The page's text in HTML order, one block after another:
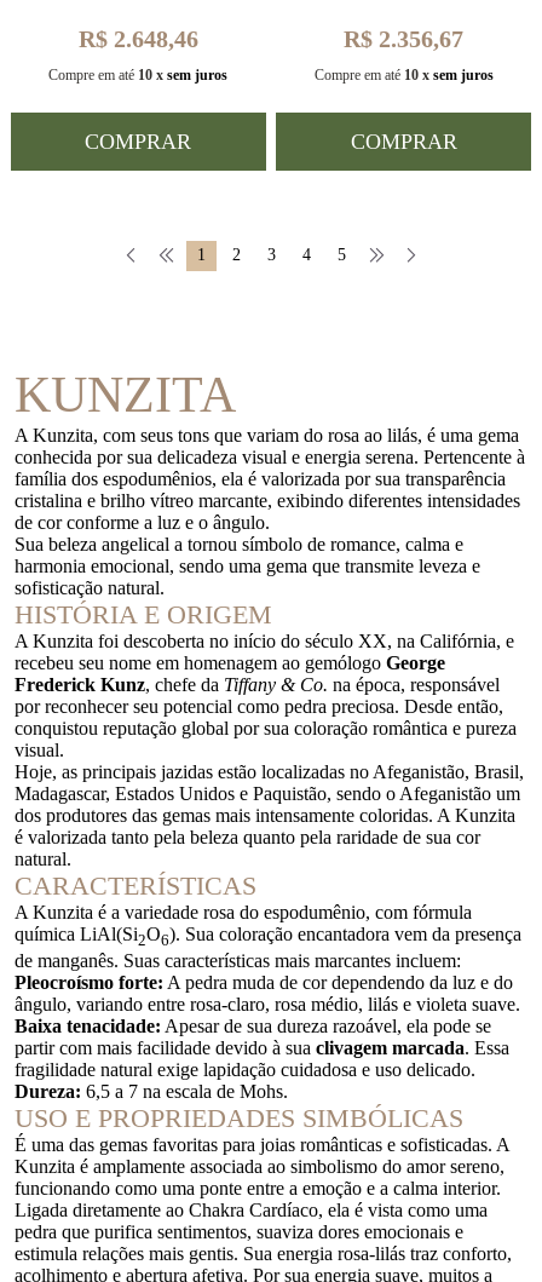
R$ 2.648,46
Compre em até 10 x sem juros
COMPRAR
R$ 2.356,67
Compre em até 10 x sem juros
COMPRAR
1 2 3 4 5
KUNZITA
A Kunzita, com seus tons que variam do rosa ao lilás, é uma gema
conhecida por sua delicadeza visual e energia serena. Pertencente à
família dos espodumênios, ela é valorizada por sua transparência
cristalina e brilho vítreo marcante, exibindo diferentes intensidades
de cor conforme a luz e o ângulo.
Sua beleza angelical a tornou símbolo de romance, calma e
harmonia emocional, sendo uma gema que transmite leveza e
sofisticação natural.
HISTÓRIA E ORIGEM
A Kunzita foi descoberta no início do século XX, na Califórnia, e
recebeu seu nome em homenagem ao gemólogo George
Frederick Kunz, chefe da Tiffany & Co. na época, responsável
por reconhecer seu potencial como pedra preciosa. Desde então,
conquistou reputação global por sua coloração romântica e pureza
visual.
Hoje, as principais jazidas estão localizadas no Afeganistão, Brasil,
Madagascar, Estados Unidos e Paquistão, sendo o Afeganistão um
dos produtores das gemas mais intensamente coloridas. A Kunzita
é valorizada tanto pela beleza quanto pela raridade de sua cor
natural.
CARACTERÍSTICAS
A Kunzita é a variedade rosa do espodumênio, com fórmula
química LiAl(Si2O6). Sua coloração encantadora vem da presença
de manganês. Suas características mais marcantes incluem:
Pleocroísmo forte: A pedra muda de cor dependendo da luz e do
ângulo, variando entre rosa-claro, rosa médio, lilás e violeta suave.
Baixa tenacidade: Apesar de sua dureza razoável, ela pode se
partir com mais facilidade devido à sua clivagem marcada. Essa
fragilidade natural exige lapidação cuidadosa e uso delicado.
Dureza: 6,5 a 7 na escala de Mohs.
USO E PROPRIEDADES SIMBÓLICAS
É uma das gemas favoritas para joias românticas e sofisticadas. A
Kunzita é amplamente associada ao simbolismo do amor sereno,
funcionando como uma ponte entre a emoção e a calma interior.
Ligada diretamente ao Chakra Cardíaco, ela é vista como uma
pedra que purifica sentimentos, suaviza dores emocionais e
estimula relações mais gentis. Sua energia rosa-lilás traz conforto,
acolhimento e abertura afetiva. Por sua energia suave, muitos a